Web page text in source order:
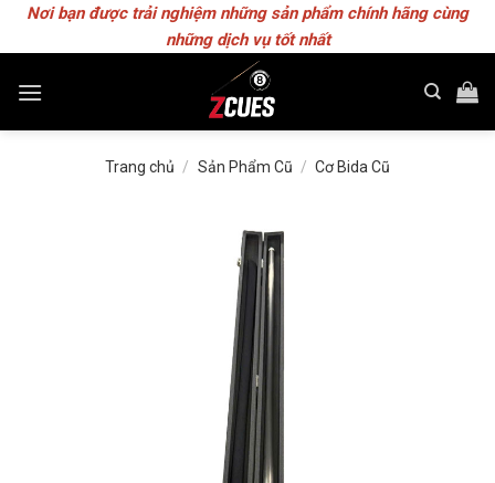
SkipNơi bạn được trải nghiệm những sản phẩm chính hãng cùng
những dịch vụ tốt nhất
Trang chủ / Sản Phẩm Cũ / Cơ Bida Cũ